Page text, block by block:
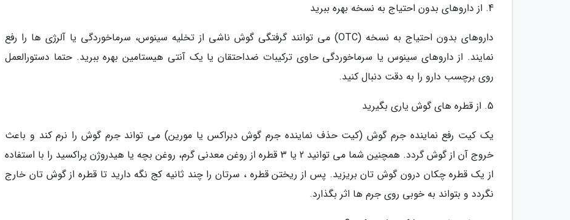
4. از داروهای بدون احتیاج به نسخه بهره ببرید
داروهای بدون احتیاج به نسخه (OTC) می توانند گرفتگی گوش ناشی از تخلیه سینوس، سرماخوردگی یا آلرژی ها را رفع
نمایند. از داروهای سینوس یا سرماخوردگی حاوی ترکیبات ضداحتقان یا یک آنتی هیستامین بهره ببرید. حتما دستورالعمل
روی برچسب دارو را به دقت دنبال کنید.
5. از قطره های گوش یاری بگیرید
یک کیت رفع نماینده جرم گوش (کیت حذف نماینده جرم گوش دبراکس یا مورین) می تواند جرم گوش را نرم کند و باعث
خروج آن از گوش گردد. همچنین شما می توانید 2 یا 3 قطره از روغن معدنی گرم، روغن بچه یا هیدروژن پراکسید را با استفاده
از یک قطره چکان درون گوش تان بریزید. پس از ریختن قطره ، سرتان را چند ثانیه کج نگه دارید تا قطره از گوش تان خارج
نگردد و بتواند به خوبی روی جرم ها اثر بگذارد.